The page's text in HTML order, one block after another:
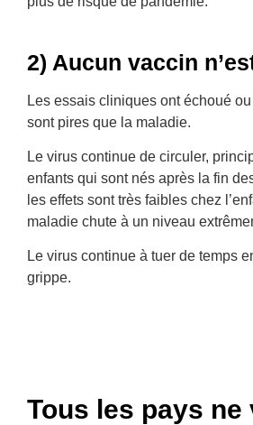
2) Aucun vaccin
Les essais cliniques ont échoué
sont pires que la maladie.
Le virus continue de circuler,
enfants qui sont nés après la fin
les effets sont très faibles chez
maladie chute à un niveau
Le virus continue à tuer de temps
grippe.
Tous les pays